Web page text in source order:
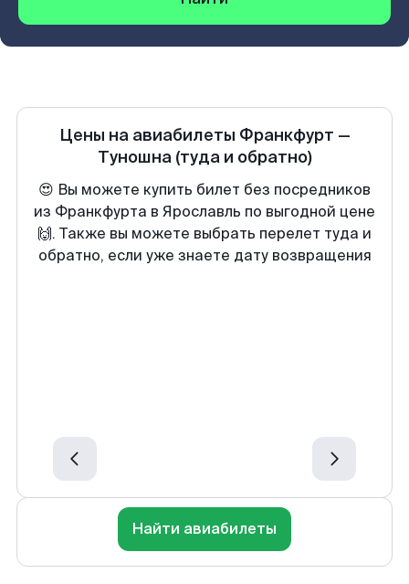
Цены на авиабилеты Франкфурт —
Туношна (туда и обратно)
😍 Вы можете купить билет без посредников
из Франкфурта в Ярославль по выгодной цене
🙌. Также вы можете выбрать перелет туда и
обратно, если уже знаете дату возвращения
Найти авиабилеты